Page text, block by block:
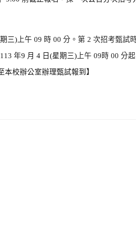
三) 上午 09 時 00 分。第 2 次招考甄試
年9 月 4 日(星期三) 上午 09時 00 分起
本校辦公室辦理甄試報到】